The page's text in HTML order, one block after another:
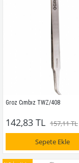
Groz Cımbız TWZ/408
142,83 TL 157,11 TL
Sepete Ekle